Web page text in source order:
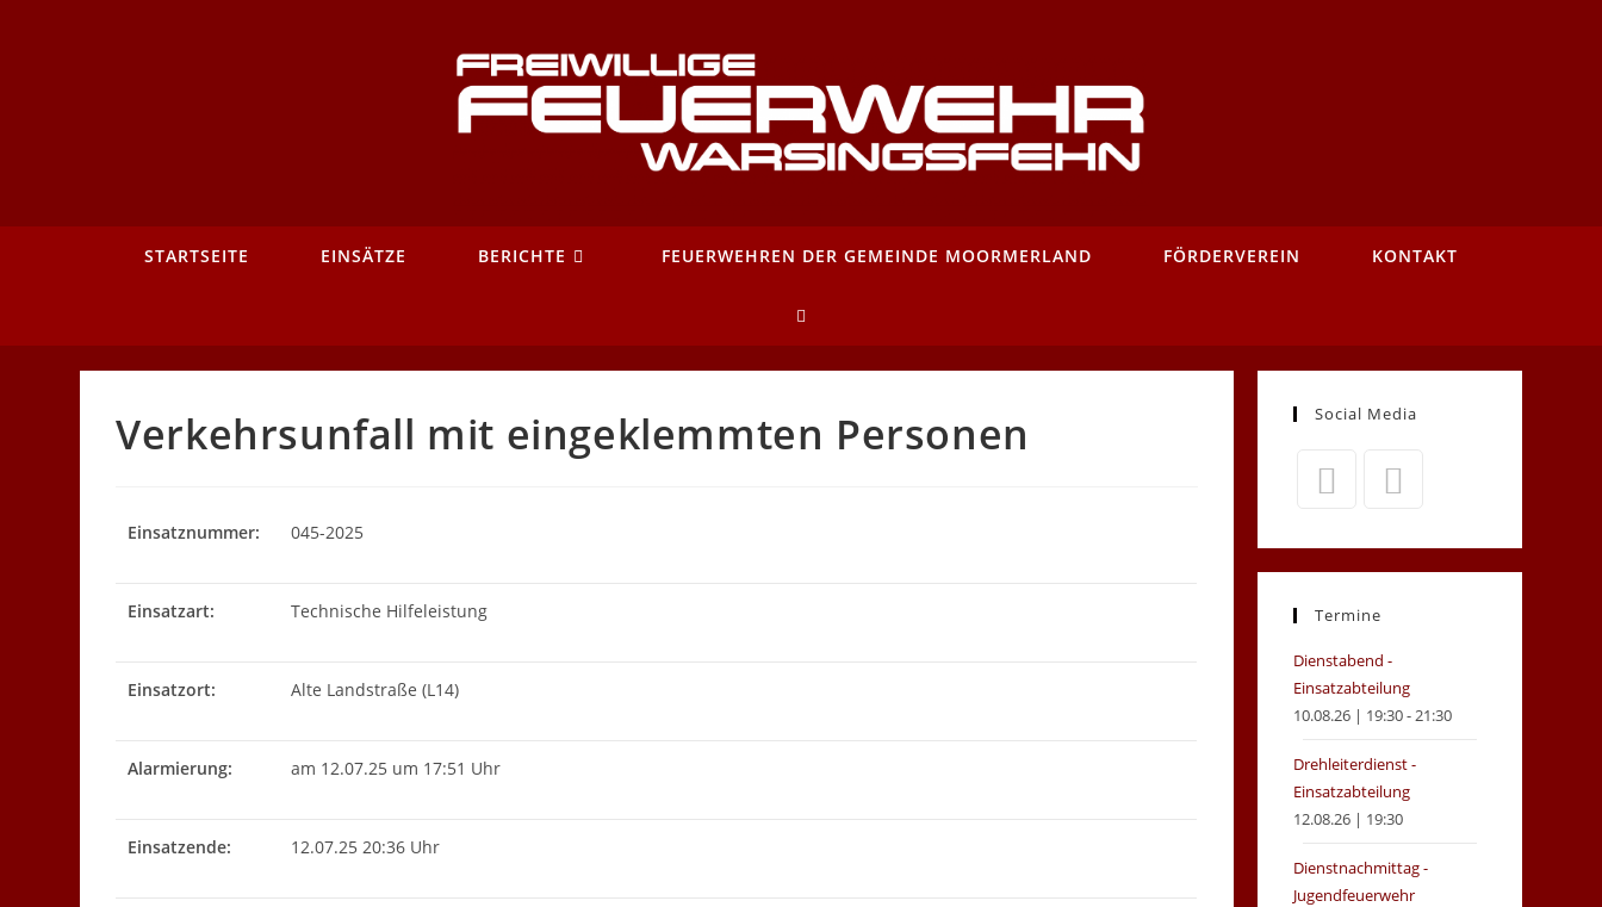
STARTSEITE EINSÄTZE BERICHTE FEUERWEHREN DER GEMEINDE MOORMERLAND FÖRDERVEREIN KONTAKT
WEBSITE-
SUCHE
UMSCHALTEN
Verkehrsunfall mit eingeklemmten Personen
Einsatznummer: 045-2025
Einsatzart: Technische Hilfeleistung
Einsatzort: Alte Landstraße (L14)
Alarmierung: am 12.07.25 um 17:51 Uhr
Einsatzende: 12.07.25 20:36 Uhr
Social Media
in
new
in
new
Termine
Dienstabend -
Einsatzabteilung
10.08.26 | 19:30 - 21:30
Drehleiterdienst -
Einsatzabteilung
12.08.26 | 19:30
Dienstnachmittag -
Jugendfeuerwehr